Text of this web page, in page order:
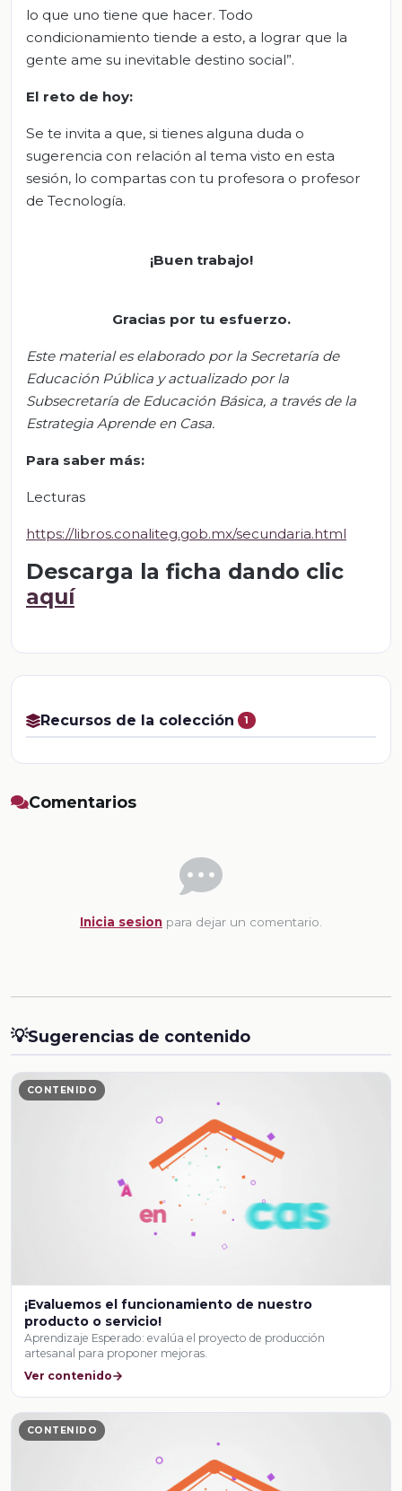
lo que uno tiene que hacer. Todo
condicionamiento tiende a esto, a lograr que la
gente ame su inevitable destino social”.
El reto de hoy:
Se te invita a que, si tienes alguna duda o
sugerencia con relación al tema visto en esta
sesión, lo compartas con tu profesora o profesor
de Tecnología.
¡Buen trabajo!
Gracias por tu esfuerzo.
Este material es elaborado por la Secretaría de
Educación Pública y actualizado por la
Subsecretaría de Educación Básica, a través de la
Estrategia Aprende en Casa.
Para saber más:
Lecturas
https://libros.conaliteg.gob.mx/secundaria.html
Descarga la ficha dando clic
aquí
Recursos de la colección 1
Comentarios
Inicia sesion para dejar un comentario.
💡Sugerencias de contenido
CONTENIDO
¡Evaluemos el funcionamiento de nuestro
producto o servicio!
Aprendizaje Esperado: evalúa el proyecto de producción
artesanal para proponer mejoras.
Ver contenido
CONTENIDO